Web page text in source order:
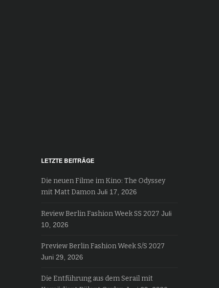
LETZTE BEITRÄGE
Die neuen Filme im Kino: The Odyssey
mit Matt Damon Juli 17, 2026
Review Berlin Fashion Week SS 2027 Juli
10, 2026
Preview Berlin Fashion Week S/S 2027
Juni 29, 2026
Die Entführung aus dem Serail mit